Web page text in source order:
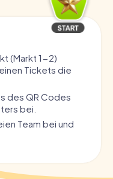
(Markt 1-2)
Tickets die
des QR Codes
bei.
Team bei und